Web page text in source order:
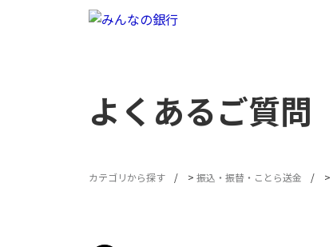
よくあるご質問
カテゴリから探す > 振込・振替・ことら送金 >